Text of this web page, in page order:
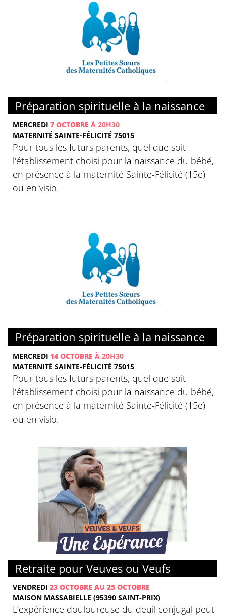
Préparation spirituelle à la naissance
MERCREDI 7 OCTOBRE À 20H30
MATERNITÉ SAINTE-FÉLICITÉ 75015
Pour tous les futurs parents, quel que soit
l'établissement choisi pour la naissance du bébé,
en présence à la maternité Sainte-Félicité (15e)
ou en visio.
Préparation spirituelle à la naissance
MERCREDI 14 OCTOBRE À 20H30
MATERNITÉ SAINTE-FÉLICITÉ 75015
Pour tous les futurs parents, quel que soit
l'établissement choisi pour la naissance du bébé,
en présence à la maternité Sainte-Félicité (15e)
ou en visio.
Retraite pour Veuves ou Veufs
VENDREDI 23 OCTOBRE AU 25 OCTOBRE
MAISON MASSABIELLE (95390 SAINT-PRIX)
L’expérience douloureuse du deuil conjugal peut